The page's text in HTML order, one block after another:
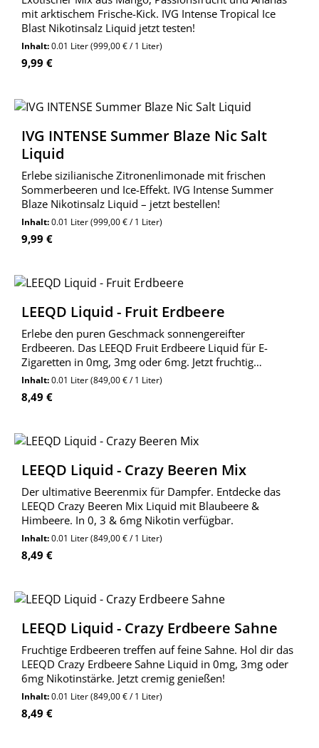
mit arktischem Frische-Kick. IVG Intense Tropical Ice
Blast Nikotinsalz Liquid jetzt testen!
Inhalt:0.01 Liter(999,00 € / 1 Liter)
Regulärer Preis:
9,99 €
IVG INTENSE Summer Blaze Nic Salt
Liquid
Erlebe sizilianische Zitronenlimonade mit frischen
Sommerbeeren und Ice-Effekt. IVG Intense Summer
Blaze Nikotinsalz Liquid – jetzt bestellen!
Inhalt:0.01 Liter(999,00 € / 1 Liter)
Regulärer Preis:
9,99 €
LEEQD Liquid - Fruit Erdbeere
Erlebe den puren Geschmack sonnengereifter
Erdbeeren. Das LEEQD Fruit Erdbeere Liquid für E-
Zigaretten in 0mg, 3mg oder 6mg. Jetzt fruchtig
dampfen!
Inhalt:0.01 Liter(849,00 € / 1 Liter)
Regulärer Preis:
8,49 €
LEEQD Liquid - Crazy Beeren Mix
Der ultimative Beerenmix für Dampfer. Entdecke das
LEEQD Crazy Beeren Mix Liquid mit Blaubeere &
Himbeere. In 0, 3 & 6mg Nikotin verfügbar.
Inhalt:0.01 Liter(849,00 € / 1 Liter)
Regulärer Preis:
8,49 €
LEEQD Liquid - Crazy Erdbeere Sahne
Fruchtige Erdbeeren treffen auf feine Sahne. Hol dir das
LEEQD Crazy Erdbeere Sahne Liquid in 0mg, 3mg oder
6mg Nikotinstärke. Jetzt cremig genießen!
Inhalt:0.01 Liter(849,00 € / 1 Liter)
Regulärer Preis:
8,49 €